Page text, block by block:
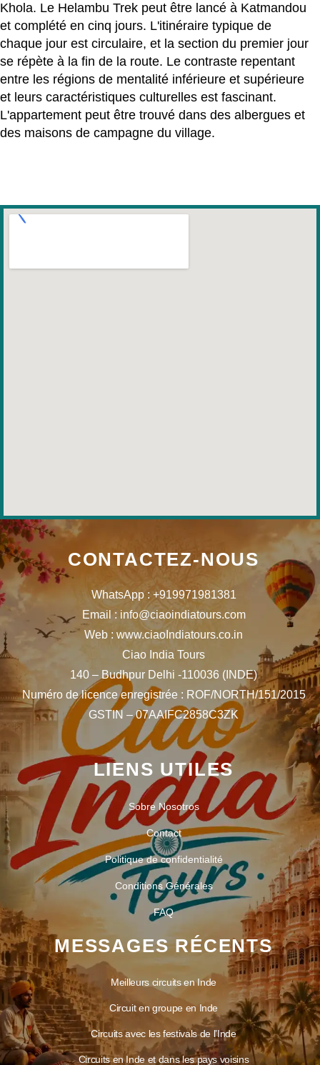
Khola. Le Helambu Trek peut être lancé à Katmandou
et complété en cinq jours. L'itinéraire typique de
chaque jour est circulaire, et la section du premier jour
se répète à la fin de la route. Le contraste repentant
entre les régions de mentalité inférieure et supérieure
et leurs caractéristiques culturelles est fascinant.
L'appartement peut être trouvé dans des albergues et
des maisons de campagne du village.
CONTACTEZ-NOUS
WhatsApp : +919971981381
Email : info@ciaoindiatours.com
Web : www.ciaoIndiatours.co.in
Ciao India Tours
140 – Budhpur Delhi -110036 (INDE)
Numéro de licence enregistrée : ROF/NORTH/151/2015
GSTIN – 07AAIFC2858C3ZK
LIENS UTILES
Sobre Nosotros
Contact
Politique de confidentialité
Conditions Générales
FAQ
MESSAGES RÉCENTS
Meilleurs circuits en Inde
Circuit en groupe en Inde
Circuits avec les festivals de l’Inde
Circuits en Inde et dans les pays voisins